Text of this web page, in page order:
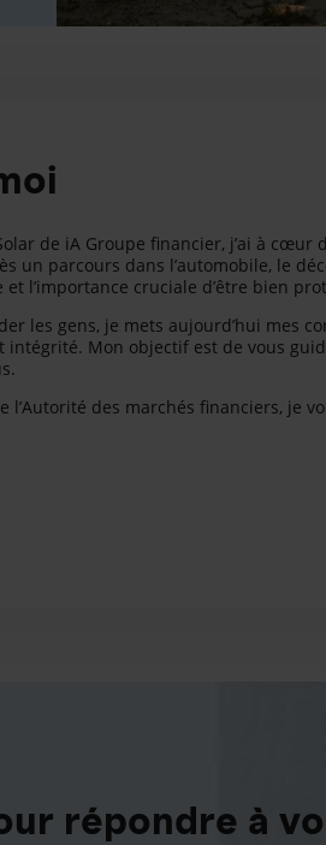
de iA Groupe financier, j’ai à
un parcours dans l’automobile, le
l’importance cruciale d’être bien
les gens, je mets aujourd’hui mes
intégrité. Mon objectif est de vous
des marchés financiers, je
répondre à